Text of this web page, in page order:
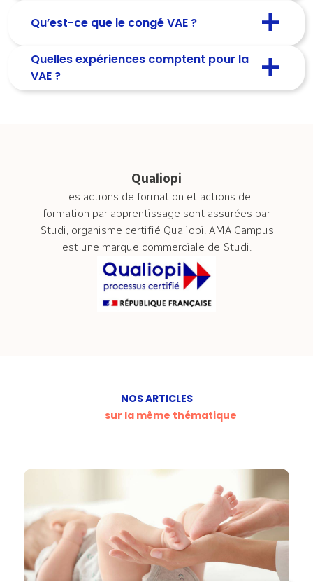
Qu’est-ce que le congé VAE ?
Quelles expériences comptent pour la
VAE ?
Qualiopi
Les actions de formation et actions de
formation par apprentissage sont assurées par
Studi, organisme certifié Qualiopi. AMA Campus
est une marque commerciale de Studi.
NOS ARTICLES
sur la même thématique